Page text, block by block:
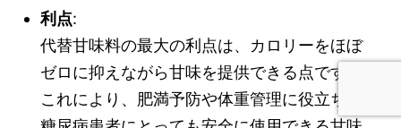
利点:
代替甘味料の最大の利点は、カロリーをほぼ
ゼロに抑えながら甘味を提供できる点です。
これにより、肥満予防や体重管理に役立ち、